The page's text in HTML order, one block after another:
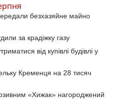
безхазяйне майно
за крадіжку газу
від купівлі будівлі у
Кременця на 28 тисяч
«Хижак» нагороджений